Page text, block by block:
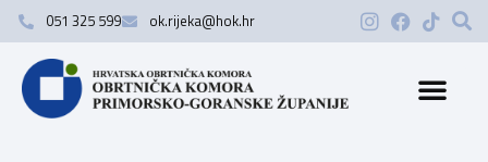
051 325 599 ok.rijeka@hok.hr